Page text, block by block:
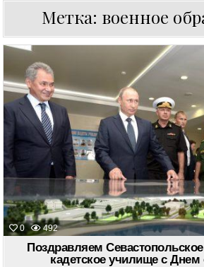
Метка: военное
0 492
Поздравляем
кадетское училище с Днем